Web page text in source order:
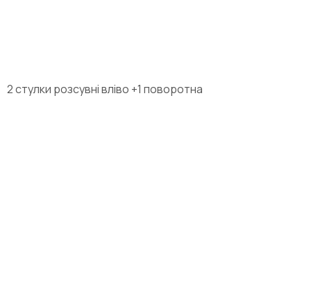
2 стулки розсувні вліво +1 поворотна